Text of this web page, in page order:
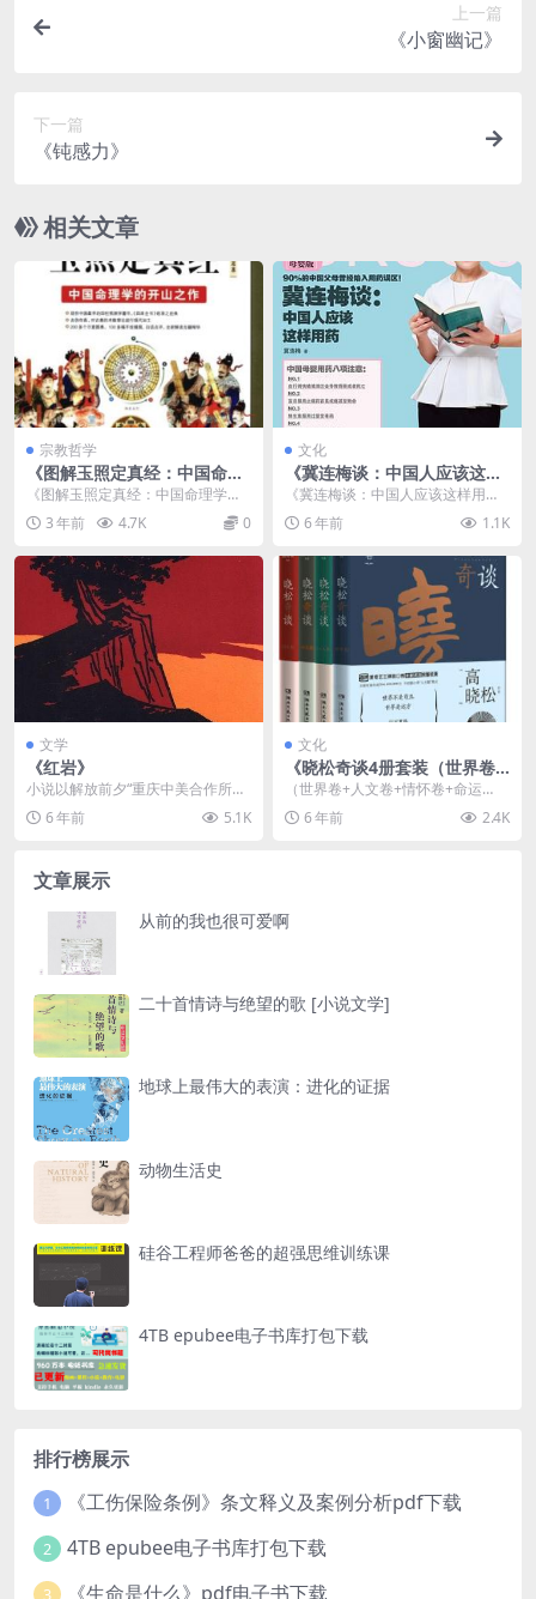
上一篇
《小窗幽记》
下一篇
《钝感力》
相关文章
宗教哲学
《图解玉照定真经：中国命理
学的开山之作》PDF图书资源
下载
《图解玉照定真经：中国命理学的
开山之作》PDF图书资源下载介绍
内容简介 《...
3 年前 4.7K 0
文化
《冀连梅谈：中国人应该这样
用药》
《冀连梅谈：中国人应该这样用药
（图解母婴版）》专为中国妈妈和
宝宝量身定制的系列作...
6 年前 1.1K
文学
《红岩》
小说以解放前夕“重庆中美合作所集
中营”敌我斗争为主线，展开了对当
时国统区阶级斗争...
6 年前 5.1K
文化
《晓松奇谈4册套装（世界卷
+人文卷+情怀卷+命运卷）》
（世界卷+人文卷+情怀卷+命运
卷）纽约人和洛杉矶人为啥互相瞧
不上？欧洲难民危机其...
6 年前 2.4K
文章展示
从前的我也很可爱啊
二十首情诗与绝望的歌 [小说文学]
地球上最伟大的表演：进化的证据
动物生活史
硅谷工程师爸爸的超强思维训练课
4TB epubee电子书库打包下载
排行榜展示
1 《工伤保险条例》条文释义及案例分析pdf下载
2 4TB epubee电子书库打包下载
3 《生命是什么》pdf电子书下载